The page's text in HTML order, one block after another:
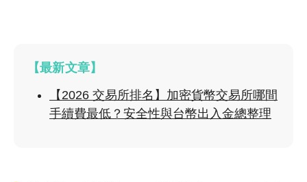
【最新文章】
【2026 交易所排名】加密貨幣交易所哪間
手續費最低？安全性與台幣出入金總整理